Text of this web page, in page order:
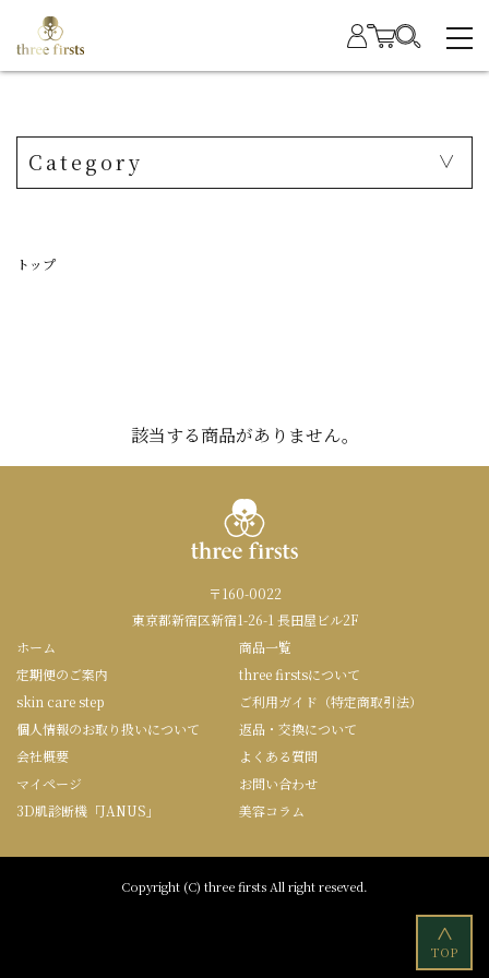
Category
トップ
該当する商品がありません。
〒160-0022
東京都新宿区新宿1-26-1 長田屋ビル2F
ホーム
商品一覧
定期便のご案内
three firstsについて
skin care step
ご利用ガイド（特定商取引法）
個人情報のお取り扱いについて
返品・交換について
会社概要
よくある質問
マイページ
お問い合わせ
3D肌診断機「JANUS」
美容コラム
Copyright (C) three firsts All right reseved.
<
TOP